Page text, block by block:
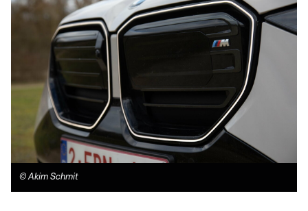
©Akim Schmit